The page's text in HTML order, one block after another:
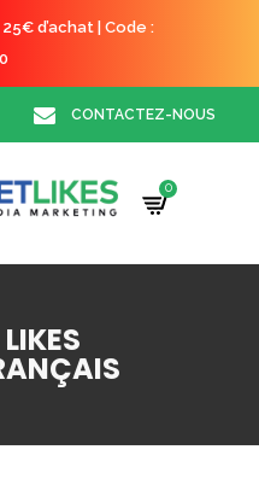
d’achat | Code :
CONTACTEZ-NOUS
0